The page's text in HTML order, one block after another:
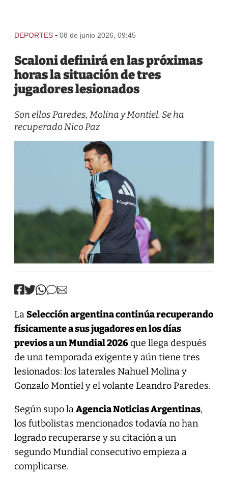
DEPORTES - 08 de junio 2026, 09:45
Scaloni definirá en las próximas
horas la situación de tres
jugadores lesionados
Son ellos Paredes, Molina y Montiel. Se ha
recuperado Nico Paz
LaSelección argentina continúa recuperando
físicamente a sus jugadores en los días
previos a un Mundial 2026que llega después
de una temporada exigente y aún tiene tres
lesionados: los laterales Nahuel Molina y
Gonzalo Montiel y el volante Leandro Paredes.
Según supo laAgencia Noticias Argentinas,
los futbolistas mencionados todavía no han
logrado recuperarse y su citación a un
segundo Mundial consecutivo empieza a
complicarse.